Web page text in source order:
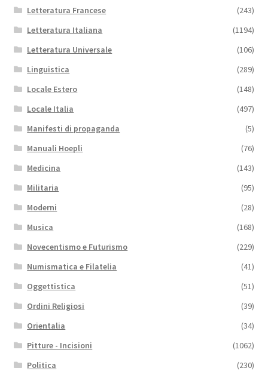
Letteratura Francese
(243)
Letteratura Italiana
(1194)
Letteratura Universale
(106)
Linguistica
(289)
Locale Estero
(148)
Locale Italia
(497)
Manifesti di propaganda
(5)
Manuali Hoepli
(76)
Medicina
(143)
Militaria
(95)
Moderni
(28)
Musica
(168)
Novecentismo e Futurismo
(229)
Numismatica e Filatelia
(41)
Oggettistica
(51)
Ordini Religiosi
(39)
Orientalia
(34)
Pitture - Incisioni
(1062)
Politica
(230)